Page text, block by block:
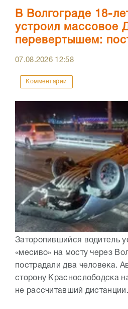
В Волгограде 18-
устроил массовое
перевертышем:
07.08.2026 12:58
Комментарии
Заторопившийся водитель
«месиво» на мосту через
пострадали два человека.
сторону Краснослободска
не рассчитавший